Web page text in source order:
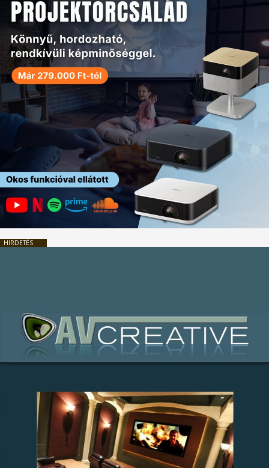
HIRDETÉS